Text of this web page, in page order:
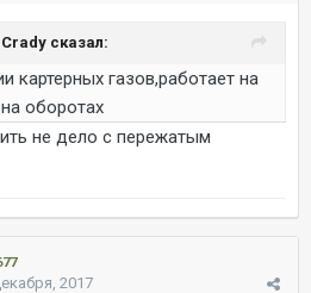
сказал:
картерных газов,работает на
оборотах
не дело с пережатым
2017